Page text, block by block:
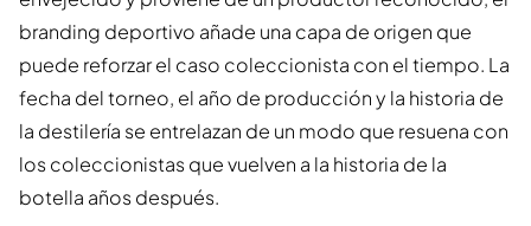
branding deportivo añade una capa de origen que
puede reforzar el caso coleccionista con el tiempo. La
fecha del torneo, el año de producción y la historia de
la destilería se entrelazan de un modo que resuena con
los coleccionistas que vuelven a la historia de la
botella años después.